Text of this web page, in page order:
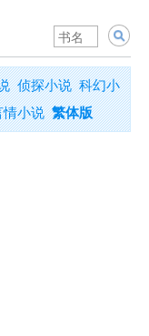
侦探小说 科幻小
情小说 繁体版